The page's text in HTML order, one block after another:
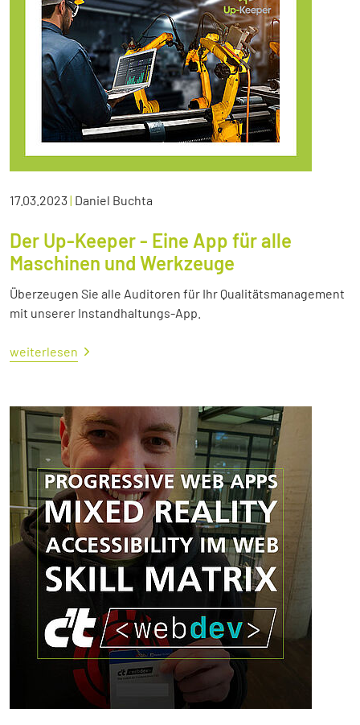
17.03.2023| Daniel Buchta
Der Up-Keeper - Eine App für alle
Maschinen und Werkzeuge
Überzeugen Sie alle Auditoren für Ihr Qualitätsmanagement
mit unserer Instandhaltungs-App.
weiterlesen